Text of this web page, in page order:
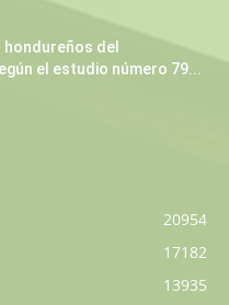
hondureños del
el estudio número 79...
20954
17182
13935